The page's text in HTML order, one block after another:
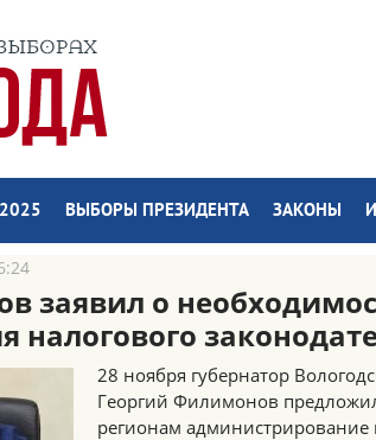
ВЫБОРЫ ПРЕЗИДЕНТА ЗАКОНЫ
заявил о
налогового
28 ноября губернатор
Георгий Филимонов
регионам администрирование